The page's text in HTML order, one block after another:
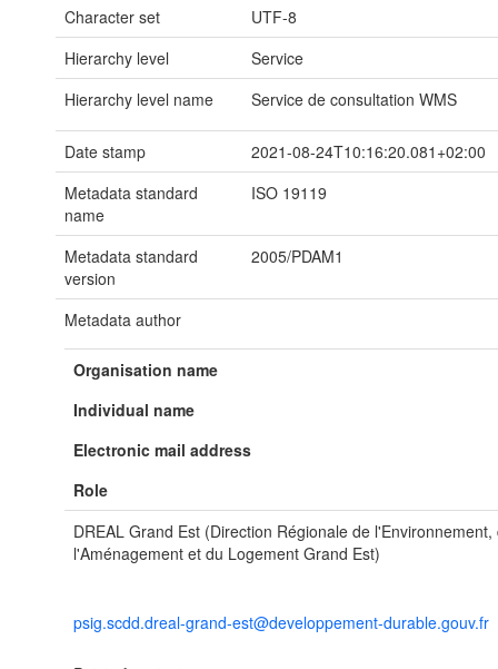
Character set
UTF-8
Hierarchy level
Service
Hierarchy level name
Service de consultation WMS
Date stamp
2021-08-24T10:16:20.081+02:00
Metadata standard
name
ISO 19119
Metadata standard
version
2005/PDAM1
Metadata author
Organisation name
Individual name
Electronic mail address
Role
DREAL Grand Est (Direction Régionale de l'Environnement,
l'Aménagement et du Logement Grand Est)
psig.scdd.dreal-grand-est@developpement-durable.gouv.fr